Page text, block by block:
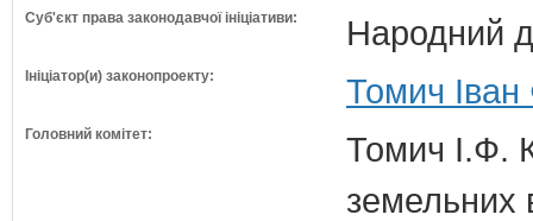
Суб'єкт права законодавчої ініціативи: Народний
Ініціатор(и) законопроекту: Томич
Головний комітет:
Томич І.Ф.
земельних